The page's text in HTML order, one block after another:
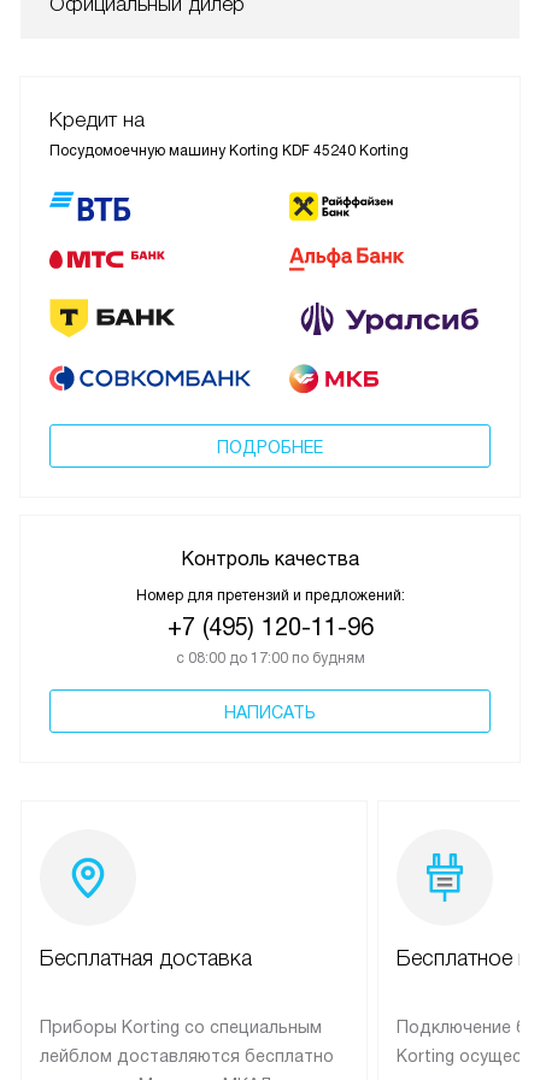
Официальный дилер
Кредит на
Посудомоечную машину Korting KDF 45240 Korting
ПОДРОБНЕЕ
Контроль качества
Номер для претензий и предложений:
+7 (495) 120-11-96
с 08:00 до 17:00 по будням
НАПИСАТЬ
Бесплатная доставка
Приборы Korting со специальным
лейблом доставляются бесплатно
Бесплатное
Подключение
Korting